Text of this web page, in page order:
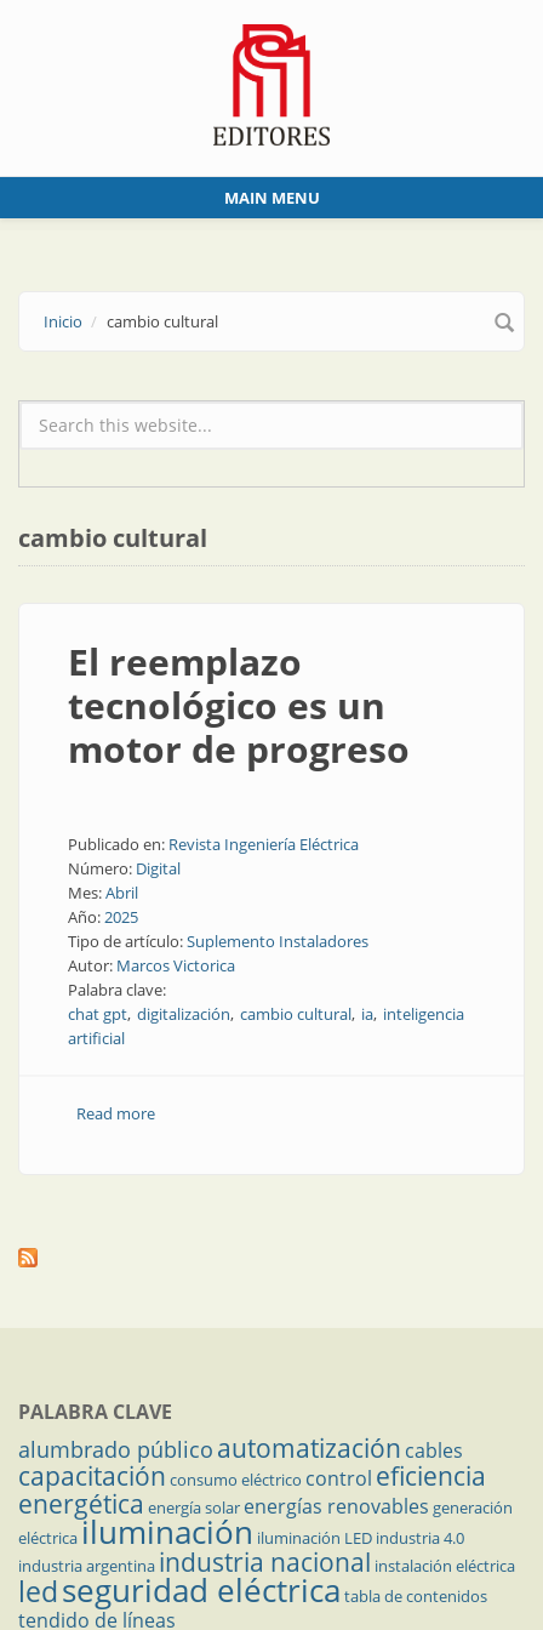
MAIN MENU
Inicio cambio cultural
Formulario de búsqueda
cambio cultural
El reemplazo
tecnológico es un
motor de progreso
Publicado en: Revista Ingeniería Eléctrica
Número: Digital
Mes:Abril
Año:2025
Tipo de artículo:Suplemento Instaladores
Autor: Marcos Victorica
Palabra clave:
chat gpt digitalización cambio cultural ia inteligencia
artificial
Read moreabout El reemplazo tecnológico es un motor de
PALABRA CLAVE
alumbrado público automatización cables
capacitación consumo eléctrico control eficiencia
energética energía solar energías renovables generación
eléctricailuminación iluminación LED industria 4.0
industria argentina industria nacional instalación eléctrica
ledseguridad eléctrica tabla de contenidos
tendido de líneas